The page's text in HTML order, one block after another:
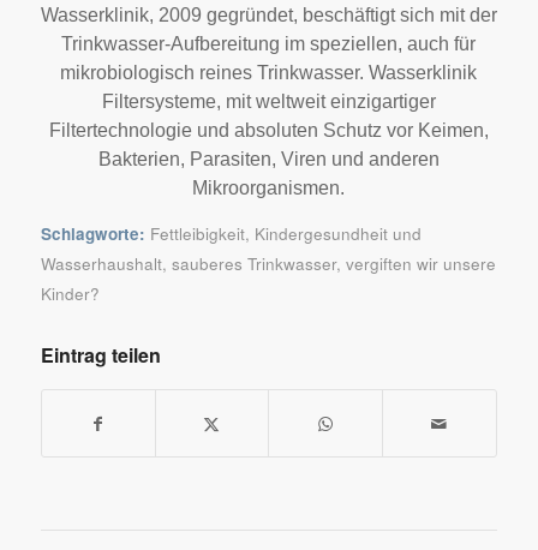
Wasserklinik, 2009 gegründet, beschäftigt sich mit der
Trinkwasser-Aufbereitung im speziellen, auch für
mikrobiologisch reines Trinkwasser. Wasserklinik
Filtersysteme, mit weltweit einzigartiger
Filtertechnologie und absoluten Schutz vor Keimen,
Bakterien, Parasiten, Viren und anderen
Mikroorganismen.
Schlagworte: Fettleibigkeit, Kindergesundheit und
Wasserhaushalt, sauberes Trinkwasser, vergiften wir unsere
Kinder?
Eintrag teilen